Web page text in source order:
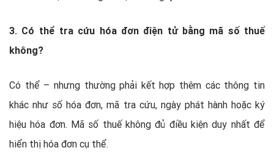
3. Có thể tra cứu hóa đơn điện tử bằng mã số thuế
không?
Có thể – nhưng thường phải kết hợp thêm các thông tin
khác như số hóa đơn, mã tra cứu, ngày phát hành hoặc ký
hiệu hóa đơn. Mã số thuế không đủ điều kiện duy nhất để
hiển thị hóa đơn cụ thể.